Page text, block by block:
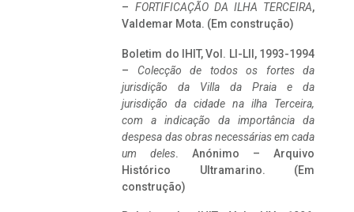
– FORTIFICAÇÃO DA ILHA TERCEIRA,
Valdemar Mota. (Em construção)
Boletim do IHIT, Vol. LI-LII, 1993-1994
– Colecção de todos os fortes da
jurisdição da Villa da Praia e da
jurisdição da cidade na ilha Terceira,
com a indicação da importância da
despesa das obras necessárias em cada
um deles. Anónimo – Arquivo
Histórico Ultramarino. (Em
construção)